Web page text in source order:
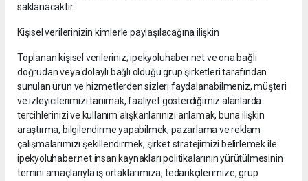
saklanacaktır.
Kişisel verilerinizin kimlerle paylaşılacağına ilişkin
Toplanan kişisel verileriniz; ipekyoluhaber.net ve ona bağlı
doğrudan veya dolaylı bağlı olduğu grup şirketleri tarafından
sunulan ürün ve hizmetlerden sizleri faydalanabilmeniz, müşteri
ve izleyicilerimizi tanımak, faaliyet gösterdiğimiz alanlarda
tercihlerinizi ve kullanım alışkanlarınızı anlamak, buna ilişkin
araştırma, bilgilendirme yapabilmek, pazarlama ve reklam
çalışmalarımızı şekillendirmek, şirket stratejimizi belirlemek ile
ipekyoluhaber.net insan kaynakları politikalarının yürütülmesinin
temini amaçlarıyla iş ortaklarımıza, tedarikçilerimize, grup